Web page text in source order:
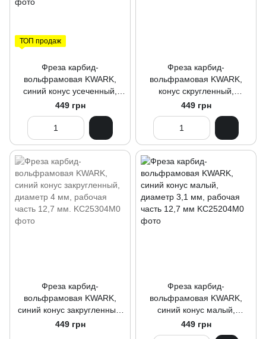
ТОП продаж
Фреза карбид-
вольфрамовая KWARK,
синий конус усеченный,
диаметр 5,2 мм, рабочая
часть 10,3 мм
449 грн
Фреза карбид-
вольфрамовая KWARK,
конус скругленный,
красный, 4 мм.
449 грн
Фреза карбид-
вольфрамовая KWARK,
синий конус закругленный,
диаметр 4 мм, рабочая
449 грн
Фреза карбид-
вольфрамовая KWARK,
синий конус малый,
диаметр 3,1 мм, рабочая
часть 12,7 мм
449 грн